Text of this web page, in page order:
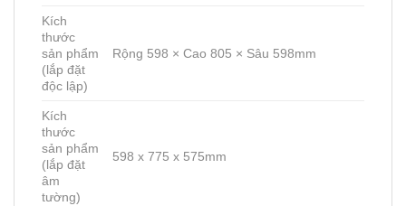
Kích
thước
sản phẩm
(lắp đặt
độc lập)
Rộng 598 × Cao 805 × Sâu 598mm
Kích
thước
sản phẩm
(lắp đặt
âm
tường)
598 x 775 x 575mm